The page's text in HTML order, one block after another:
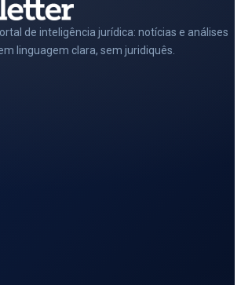
de inteligência jurídica: notícias e análises
linguagem clara, sem juridiquês.